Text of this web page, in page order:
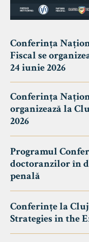
Conferința
Fiscal se
24 iunie 2026
Conferința
organizează la
2026
Programul
doctoranzilor în
penală
Conferințe la
Strategies in the